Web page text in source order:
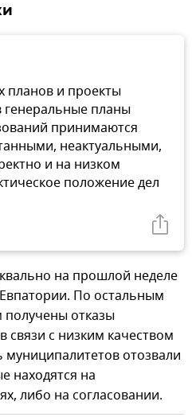
планов и проекты
генеральные планы
принимаются
неактуальными,
и на низком
положение дел
на прошлой неделе
По остальным
получены отказы
с низким качеством
отозвали
находятся на
либо на согласовании.